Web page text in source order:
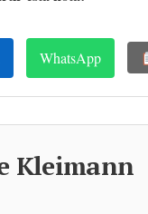
WhatsApp
Kleimann